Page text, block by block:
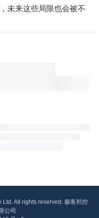
未来这些局限也会被不
All rights reserved. 极客邦控
公司